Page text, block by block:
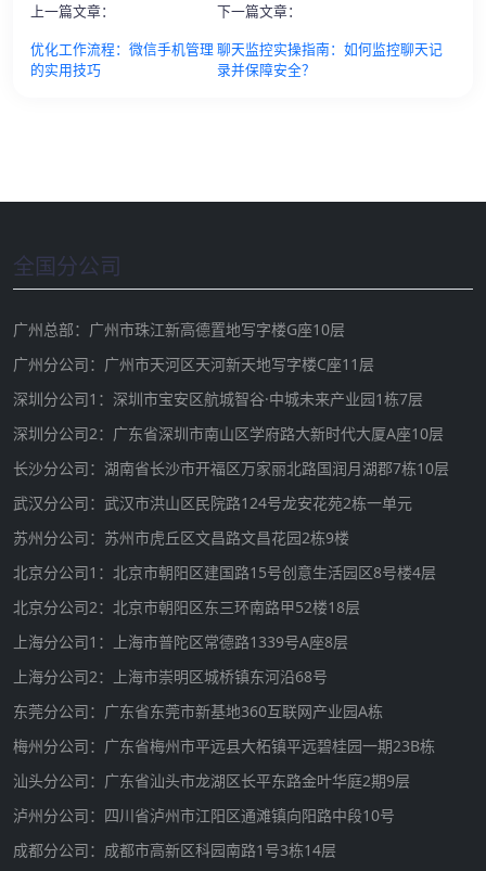
上一篇文章：
优化工作流程：微信手机管理
的实用技巧
下一篇文章：
聊天监控实操指南：如何监控聊天记
录并保障安全？
全国分公司
广州总部：广州市珠江新高德置地写字楼G座10层
广州分公司：广州市天河区天河新天地写字楼C座11层
深圳分公司1：深圳市宝安区航城智谷·中城未来产业园1栋7层
深圳分公司2：广东省深圳市南山区学府路大新时代大厦A座10层
长沙分公司：湖南省长沙市开福区万家丽北路国润月湖郡7栋10层
武汉分公司：武汉市洪山区民院路124号龙安花苑2栋一单元
苏州分公司：苏州市虎丘区文昌路文昌花园2栋9楼
北京分公司1：北京市朝阳区建国路15号创意生活园区8号楼4层
北京分公司2：北京市朝阳区东三环南路甲52楼18层
上海分公司1：上海市普陀区常德路1339号A座8层
上海分公司2：上海市崇明区城桥镇东河沿68号
东莞分公司：广东省东莞市新基地360互联网产业园A栋
梅州分公司：广东省梅州市平远县大柘镇平远碧桂园一期23B栋
汕头分公司：广东省汕头市龙湖区长平东路金叶华庭2期9层
泸州分公司：四川省泸州市江阳区通滩镇向阳路中段10号
成都分公司：成都市高新区科园南路1号3栋14层